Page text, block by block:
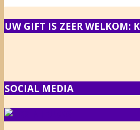
UW GIFT IS ZEER WELKOM:
SOCIAL MEDIA